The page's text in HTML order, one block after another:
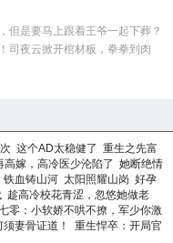
但是要马上跟着王爷一起下葬？
司夜云掀开棺材板，拳拳到肉
这个AD太稳健了 重生之先富
高嫁，高冷医少沦陷了 她断绝情
铁血铸山河 太阳照耀山岗 好孕
趁高冷校花青涩，忽悠她做老
零：小软娇不哄不撩，军少你激
妻骨证道！
重生悍卒：开局官